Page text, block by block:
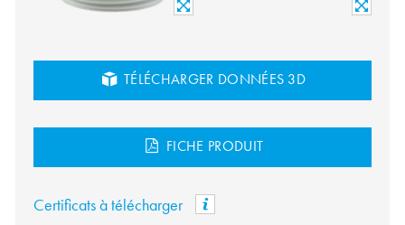
TÉLÉCHARGER DONNÉES 3D
FICHE PRODUIT
Certificats à télécharger